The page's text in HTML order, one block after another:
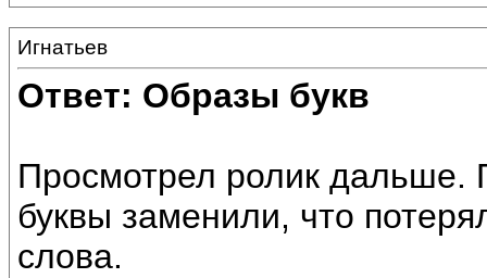
Игнатьев
Ответ: Образы букв
Просмотрел ролик дальше.
буквы заменили, что
слова.